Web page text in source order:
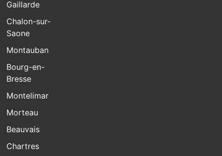
Gaillarde
Chalon-sur-
Saone
Montauban
Bourg-en-
Bresse
Montelimar
Morteau
Beauvais
Chartres